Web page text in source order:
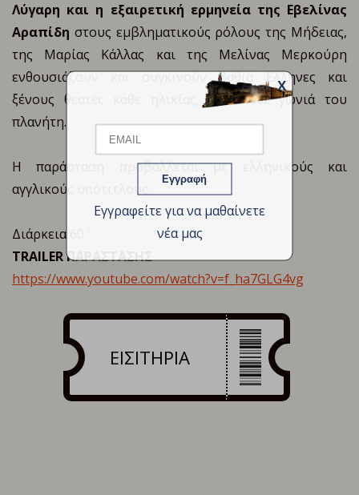
X
Name
Εγγραφείτε για να μαθαίνετε
νέα μας
Λύγαρη και η εξαιρετική ερμηνεία της Εβελίνας
Αραπίδη στους εμβληματικούς ρόλους της Μήδειας,
της Μαρίας Κάλλας και της Μελίνας Μερκούρη
ενθουσιάζουν και συγκινούν βαθιά Έλληνες και
ξένους θεατές κάθε ηλικίας, από κάθε γωνιά του
πλανήτη.
Η παράσταση προβάλλεται με ελληνικούς και
αγγλικούς υπότιτλους.
Διάρκεια 60΄
TRAILERΠΑΡΑΣΤΑΣΗΣ
https://www.youtube.com/watch?v=f ha7GLG4vg
ΕΙΣΙΤΗΡΙΑ